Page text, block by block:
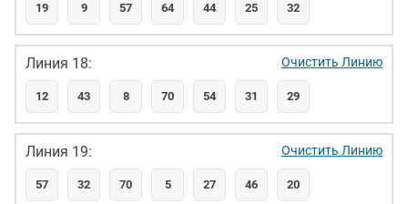
19 9 57 64 44 25 32
Линия 18:
12 43 8 70 54 31 29
Очистить Линию
Линия 19:
57 32 70 5 27 46 20
Очистить Линию